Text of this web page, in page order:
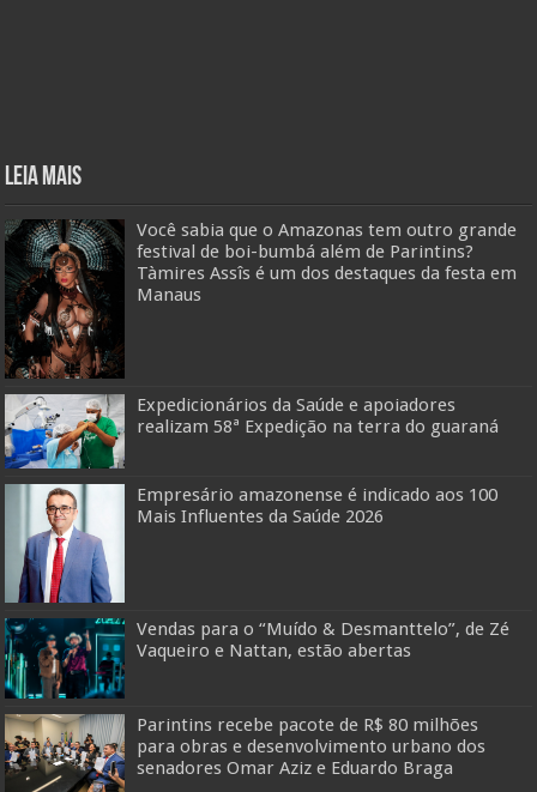
Leia mais
Você sabia que o Amazonas tem outro grande
festival de boi-bumbá além de Parintins?
Tàmires Assîs é um dos destaques da festa em
Manaus
Expedicionários da Saúde e apoiadores
realizam 58ª Expedição na terra do guaraná
Empresário amazonense é indicado aos 100
Mais Influentes da Saúde 2026
Vendas para o “Muído & Desmanttelo”, de Zé
Vaqueiro e Nattan, estão abertas
Parintins recebe pacote de R$ 80 milhões
para obras e desenvolvimento urbano dos
senadores Omar Aziz e Eduardo Braga